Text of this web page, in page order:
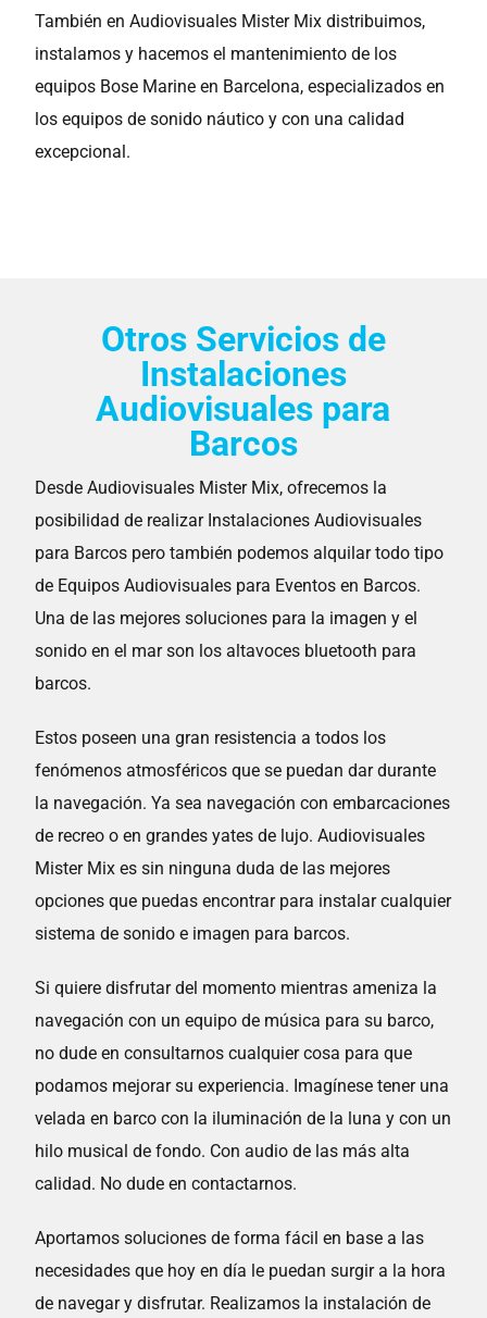
También en Audiovisuales Mister Mix distribuimos,
instalamos y hacemos el mantenimiento de los
equipos Bose Marine en Barcelona, especializados en
los equipos de sonido náutico y con una calidad
excepcional.
Otros Servicios de
Instalaciones
Audiovisuales para
Barcos
Desde Audiovisuales Mister Mix, ofrecemos la
posibilidad de realizar Instalaciones Audiovisuales
para Barcos pero también podemos alquilar todo tipo
de Equipos Audiovisuales para Eventos en Barcos.
Una de las mejores soluciones para la imagen y el
sonido en el mar son los altavoces bluetooth para
barcos.
Estos poseen una gran resistencia a todos los
fenómenos atmosféricos que se puedan dar durante
la navegación. Ya sea navegación con embarcaciones
de recreo o en grandes yates de lujo. Audiovisuales
Mister Mix es sin ninguna duda de las mejores
opciones que puedas encontrar para instalar cualquier
sistema de sonido e imagen para barcos.
Si quiere disfrutar del momento mientras ameniza la
navegación con un equipo de música para su barco,
no dude en consultarnos cualquier cosa para que
podamos mejorar su experiencia. Imagínese tener una
velada en barco con la iluminación de la luna y con un
hilo musical de fondo. Con audio de las más alta
calidad. No dude en contactarnos.
Aportamos soluciones de forma fácil en base a las
necesidades que hoy en día le puedan surgir a la hora
de navegar y disfrutar. Realizamos la instalación de